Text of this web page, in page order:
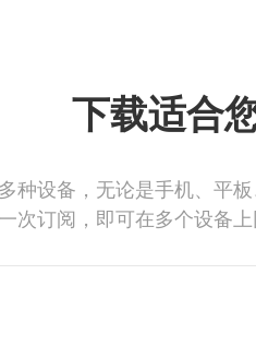
下载适合
种设备，无论是手机、平
次订阅，即可在多个设备